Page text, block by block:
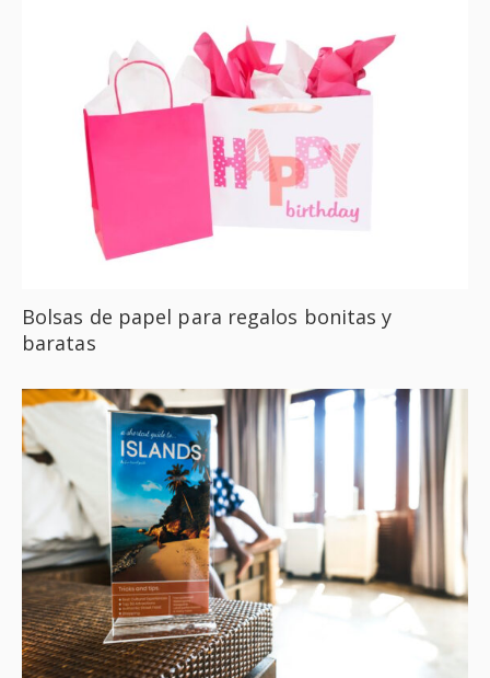
Bolsas de papel para regalos bonitas y
baratas